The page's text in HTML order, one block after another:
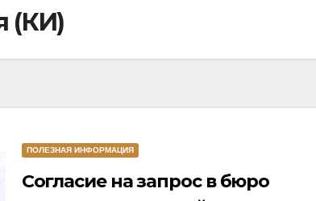
(КИ)
ПОЛЕЗНАЯ ИНФОРМАЦИЯ
Согласие на запрос в бюро